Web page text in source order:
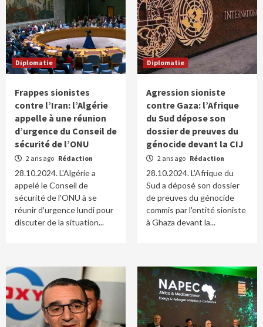
Diplomatie
Frappes sionistes
contre l’Iran: l’Algérie
appelle à une réunion
d’urgence du Conseil de
sécurité de l’ONU
2 ans ago Rédaction
28.10.2024. L'Algérie a
appelé le Conseil de
sécurité de l'ONU à se
réunir d'urgence lundi pour
discuter de la situation...
Diplomatie
Agression sioniste
contre Gaza: l’Afrique
du Sud dépose son
dossier de preuves du
génocide devant la CIJ
2 ans ago Rédaction
28.10.2024. L'Afrique du
Sud a déposé son dossier
de preuves du génocide
commis par l'entité sioniste
à Ghaza devant la...